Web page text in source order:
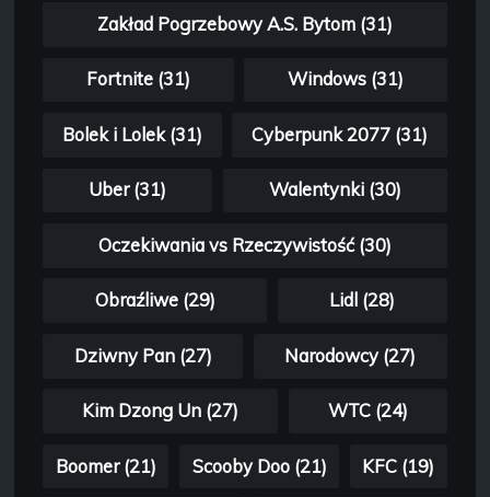
Zakład Pogrzebowy A.S. Bytom (31)
Fortnite (31) Windows (31)
Bolek i Lolek (31) Cyberpunk 2077 (31)
Uber (31) Walentynki (30)
Oczekiwania vs Rzeczywistość (30)
Obraźliwe (29) Lidl (28)
Dziwny Pan (27) Narodowcy (27)
Kim Dzong Un (27) WTC (24)
Boomer (21) Scooby Doo (21) KFC (19)